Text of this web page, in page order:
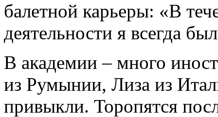
балетной карьеры: «В
деятельности я всегда
В академии ‒ много
из Румынии, Лиза из
привыкли. Торопятся